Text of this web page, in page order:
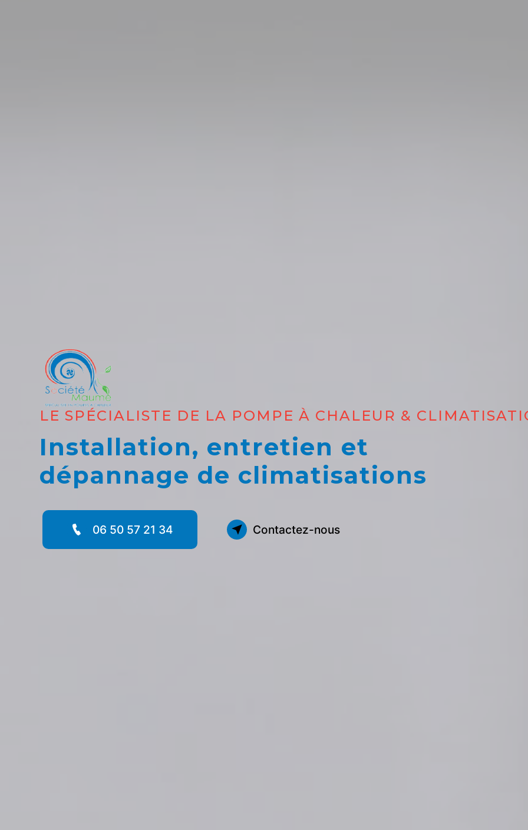
LE SPÉCIALISTE DE LA POMPE À CHALEUR &
Installation, entretien et
dépannage de climatisations
06 50 57 21 34 Contactez-nous